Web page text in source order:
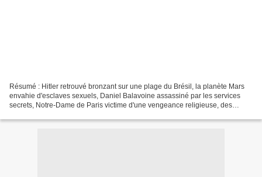
Résumé : Hitler retrouvé bronzant sur une plage du Brésil, la planète Mars
envahie d'esclaves sexuels, Daniel Balavoine assassiné par les services
secrets, Notre-Dame de Paris victime d'une vengeance religieuse, des